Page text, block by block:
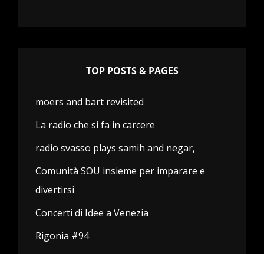
TOP POSTS & PAGES
moers and bart revisited
La radio che si fa in carcere
radio svasso plays samih and negar,
Comunità SOU insieme per imparare e
divertirsi
Concerti di Idee a Venezia
Rigonia #94